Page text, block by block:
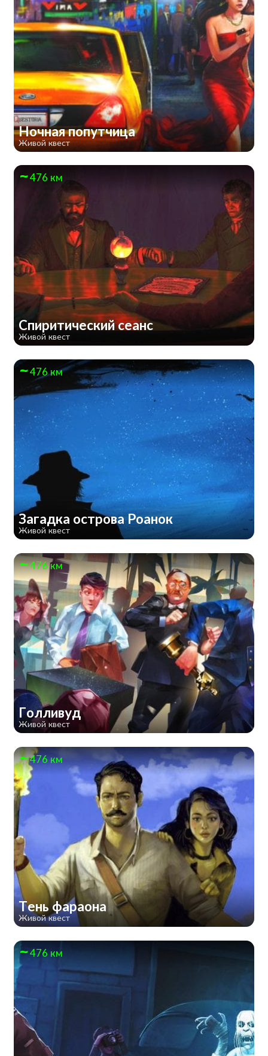
Ночная попутчица
Живой квест
476 км
Спиритический сеанс
Живой квест
476 км
Загадка острова Роанок
Живой квест
476 км
Голливуд
Живой квест
476 км
Тень фараона
Живой квест
476 км